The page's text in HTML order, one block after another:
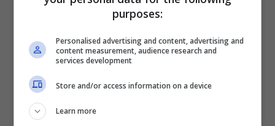
purposes:
Personalised advertising and content, advertising and
content measurement, audience research and
services development
Store and/or access information on a device
Learn more